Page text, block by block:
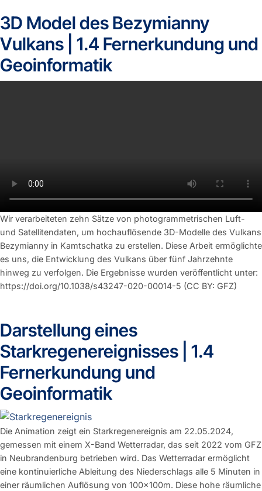
3D Model des Bezymianny
Vulkans | 1.4 Fernerkundung und
Geoinformatik
Wir verarbeiteten zehn Sätze von photogrammetrischen Luft-
und Satellitendaten, um hochauflösende 3D-Modelle des Vulkans
Bezymianny in Kamtschatka zu erstellen. Diese Arbeit ermöglichte
es uns, die Entwicklung des Vulkans über fünf Jahrzehnte
hinweg zu verfolgen. Die Ergebnisse wurden veröffentlicht unter:
https://doi.org/10.1038/s43247-020-00014-5 (CC BY: GFZ)
Darstellung eines
Starkregenereignisses | 1.4
Fernerkundung und
Geoinformatik
Die Animation zeigt ein Starkregenereignis am 22.05.2024,
gemessen mit einem X-Band Wetterradar, das seit 2022 vom GFZ
in Neubrandenburg betrieben wird. Das Wetterradar ermöglicht
eine kontinuierliche Ableitung des Niederschlags alle 5 Minuten in
einer räumlichen Auflösung von 100x100m. Diese hohe räumliche